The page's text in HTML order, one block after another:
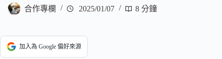
合作專欄 2025/01/07 8 分鐘
加入為 Google 偏好來源